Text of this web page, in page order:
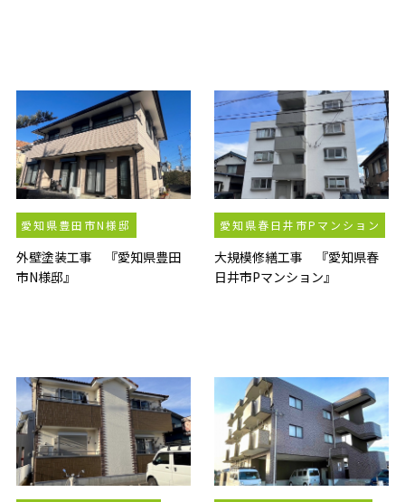
愛知県豊田市N様邸
外壁塗装工事 『愛知県豊田
市N様邸』
愛知県春日井市Pマンション
大規模修繕工事 『愛知県春
日井市Pマンション』